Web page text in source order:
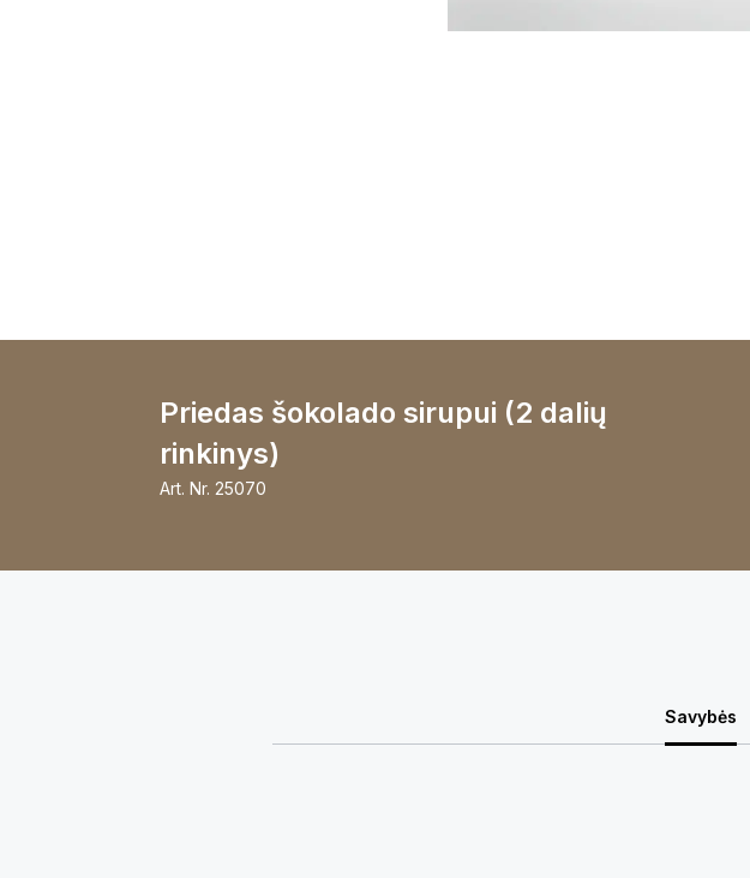
Priedas šokolado sirupui (2 dalių
rinkinys)
Art. Nr. 25070
Savybės